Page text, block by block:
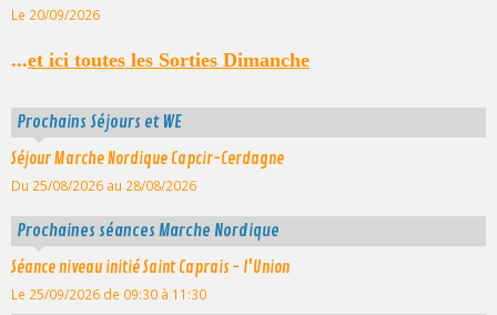
Le 20/09/2026
...et ici toutes les Sorties Dimanche
Prochains Séjours et WE
Séjour Marche Nordique Capcir-Cerdagne
Du 25/08/2026 au 28/08/2026
Prochaines séances Marche Nordique
Séance niveau initié Saint Caprais - l'Union
Le 25/09/2026 de 09:30 à 11:30